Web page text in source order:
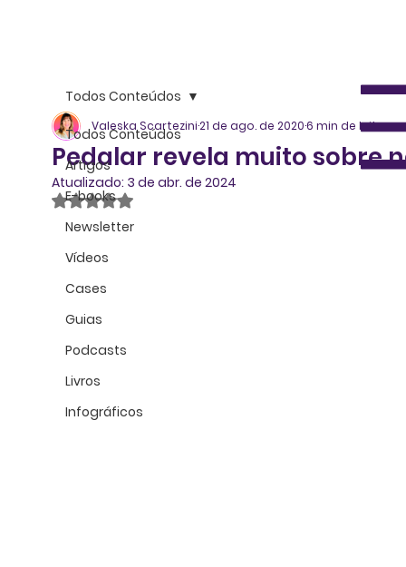
Todos Conteúdos
Artigos
E-books
Newsletter
Vídeos
Cases
Guias
Podcasts
Livros
Infográficos
Todos Conteúdos
Pedalar revela muito sobre
Valeska Scartezini21 de ago. de 20206 min de leitura
Atualizado: 3 de abr. de 2024
Avaliado com NaN de 5 estrelas.